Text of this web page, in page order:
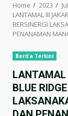
Home 2023
LANTAMAL III
BERSINERGI
PENANAMAN
Berita Terkini
LANTAMAL
BLUE